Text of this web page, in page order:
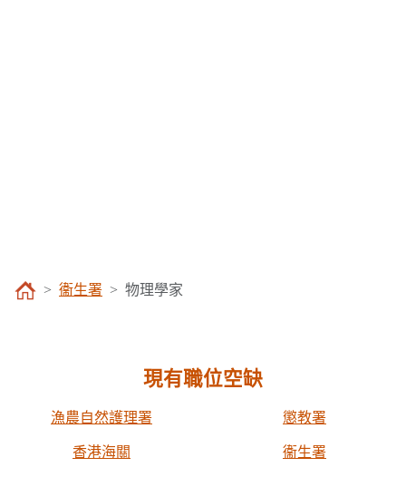
衞生署 物理學家
現有職位空缺
漁農自然護理署 懲教署
香港海關 衞生署